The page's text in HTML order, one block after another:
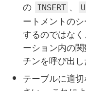
の INSERT 、
ートメントの
するのではな
ーション内の
チンを呼び出し
テーブルに適